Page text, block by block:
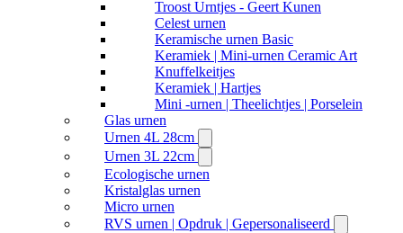
Troost Urntjes - Geert Kunen
Celest urnen
Keramische urnen Basic
Keramiek | Mini-urnen Ceramic Art
Knuffelkeitjes
Keramiek | Hartjes
Mini -urnen | Theelichtjes | Porselein
Glas urnen
Urnen 4L 28cm
Urnen 3L 22cm
Ecologische urnen
Kristalglas urnen
Micro urnen
RVS urnen | Opdruk | Gepersonaliseerd